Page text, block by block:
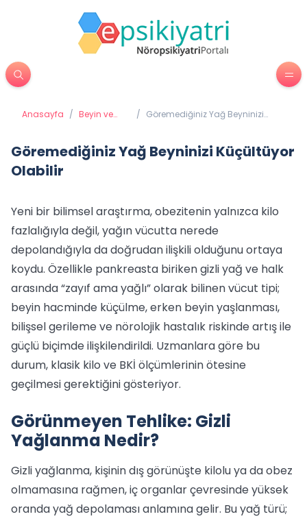
Anasayfa / Beyin ve
/ Göremediğiniz Yağ Beyninizi
Göremediğiniz Yağ Beyninizi Küçültüyor
Olabilir
Yeni bir bilimsel araştırma, obezitenin yalnızca kilo
fazlalığıyla değil, yağın vücutta nerede
depolandığıyla da doğrudan ilişkili olduğunu ortaya
koydu. Özellikle pankreasta biriken gizli yağ ve halk
arasında “zayıf ama yağlı” olarak bilinen vücut tipi;
beyin hacminde küçülme, erken beyin yaşlanması,
bilişsel gerileme ve nörolojik hastalık riskinde artış ile
güçlü biçimde ilişkilendirildi. Uzmanlara göre bu
durum, klasik kilo ve BKİ ölçümlerinin ötesine
geçilmesi gerektiğini gösteriyor.
Görünmeyen Tehlike: Gizli
Yağlanma Nedir?
Gizli yağlanma, kişinin dış görünüşte kilolu ya da obez
olmamasına rağmen, iç organlar çevresinde yüksek
oranda yağ depolaması anlamına gelir. Bu yağ türü;